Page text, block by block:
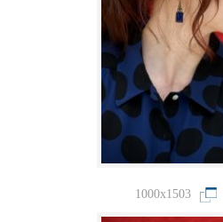
1000x1503